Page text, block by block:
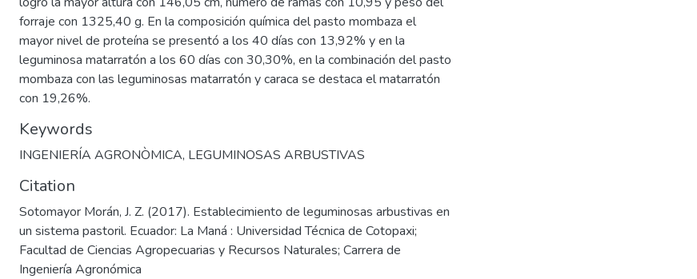
forraje con 1325,40 g. En la composición química del pasto mombaza el
mayor nivel de proteína se presentó a los 40 días con 13,92% y en la
leguminosa matarratón a los 60 días con 30,30%, en la combinación del pasto
mombaza con las leguminosas matarratón y caraca se destaca el matarratón
con 19,26%.
Keywords
INGENIERÍA AGRONÒMICA, LEGUMINOSAS ARBUSTIVAS
Citation
Sotomayor Morán, J. Z. (2017). Establecimiento de leguminosas arbustivas en
un sistema pastoril. Ecuador: La Maná : Universidad Técnica de Cotopaxi;
Facultad de Ciencias Agropecuarias y Recursos Naturales; Carrera de
Ingeniería Agronómica